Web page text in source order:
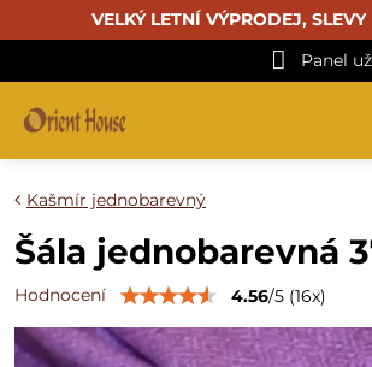
VELKÝ LETNÍ VÝPRODEJ,
Panel
Kašmír jednobarevný
Šála jednobarevná
Hodnocení 4.56/5 (16x)